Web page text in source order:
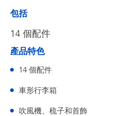
包括
14 個配件
產品特色
14 個配件
車形行李箱
吹風機、梳子和首飾